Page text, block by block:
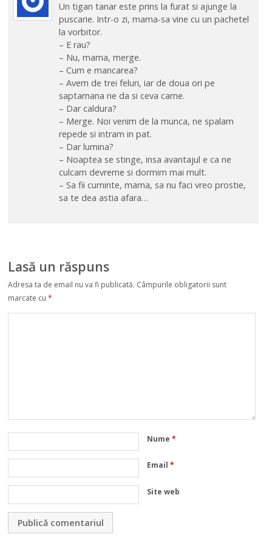
Un tigan tanar este prins la furat si ajunge la
puscarie. Intr-o zi, mama-sa vine cu un pachetel
la vorbitor.
– E rau?
– Nu, mama, merge.
– Cum e mancarea?
– Avem de trei feluri, iar de doua ori pe
saptamana ne da si ceva carne.
– Dar caldura?
– Merge. Noi venim de la munca, ne spalam
repede si intram in pat.
– Dar lumina?
– Noaptea se stinge, insa avantajul e ca ne
culcam devreme si dormim mai mult.
– Sa fii cuminte, mama, sa nu faci vreo prostie,
sa te dea astia afara…
Lasă un răspuns
Adresa ta de email nu va fi publicată. Câmpurile obligatorii sunt
marcate cu*
Nume*
Email*
Site web